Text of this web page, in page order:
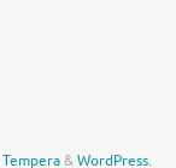
Tempera&WordPress.